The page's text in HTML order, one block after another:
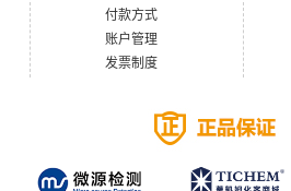
付款方式
账户管理
发票制度